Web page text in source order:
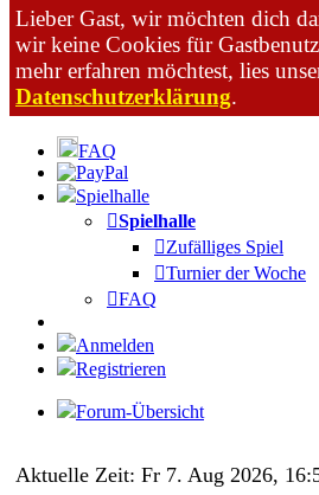
Lieber Gast, wir möchten dich
wir keine Cookies für
mehr erfahren möchtest, lies
Datenschutzerklärung.
Zum Inhalt
FAQ
Spielhalle
Spielhalle
Zufälliges Spiel
Turnier der Woche
FAQ
Anmelden
Registrieren
Forum-Übersicht
Aktuelle Zeit: Fr 7. Aug 2026,